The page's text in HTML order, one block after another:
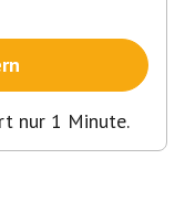
nur 1 Minute.